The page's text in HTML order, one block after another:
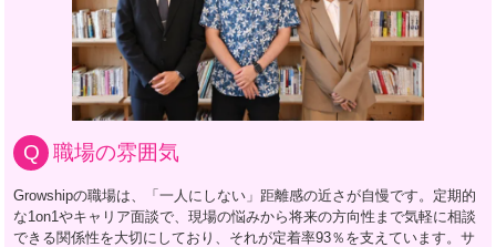
職場の雰囲気
Growshipの職場は、「一人にしない」距離感の近さが自慢です。定期的
な1on1やキャリア面談で、現場の悩みから将来の方向性まで気軽に相談
できる関係性を大切にしており、それが定着率93％を支えています。サ